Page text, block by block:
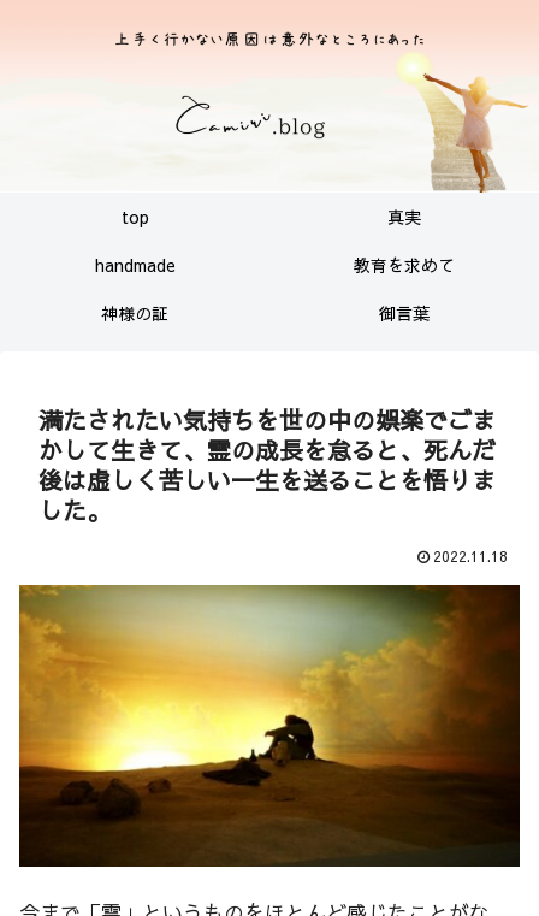
top
真実
handmade
教育を求めて
神様の証
御言葉
満たされたい気持ちを世の中の娯楽でごま
かして生きて、霊の成長を怠ると、死んだ
後は虚しく苦しい一生を送ることを悟りま
した。
2022.11.18